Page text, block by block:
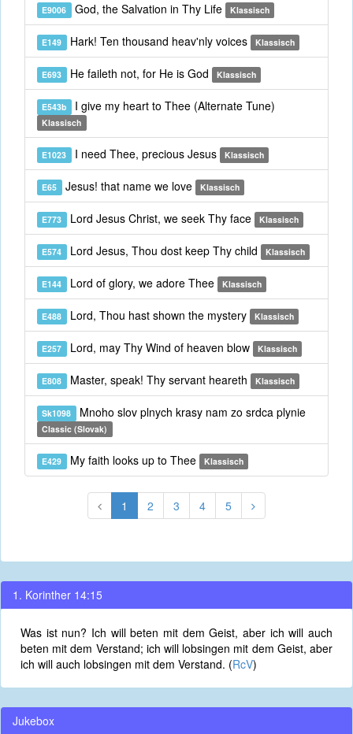
E9006 God, the Salvation in Thy Life Klassisch
E149 Hark! Ten thousand heav'nly voices Klassisch
E693 He faileth not, for He is God Klassisch
E543b I give my heart to Thee (Alternate Tune)
Klassisch
E1023 I need Thee, precious Jesus Klassisch
E65 Jesus! that name we love Klassisch
E773 Lord Jesus Christ, we seek Thy face Klassisch
E574 Lord Jesus, Thou dost keep Thy child Klassisch
E144 Lord of glory, we adore Thee Klassisch
E488 Lord, Thou hast shown the mystery Klassisch
E257 Lord, may Thy Wind of heaven blow Klassisch
E808 Master, speak! Thy servant heareth Klassisch
Sk1098 Mnoho slov plnych krasy nam zo srdca plynie
Classic (Slovak)
E429 My faith looks up to Thee Klassisch
1 2 3 4 5
1. Korinther 14:15
Was ist nun? Ich will beten mit dem Geist, aber ich will auch
beten mit dem Verstand; ich will lobsingen mit dem Geist, aber
ich will auch lobsingen mit dem Verstand. (RcV)
Jukebox